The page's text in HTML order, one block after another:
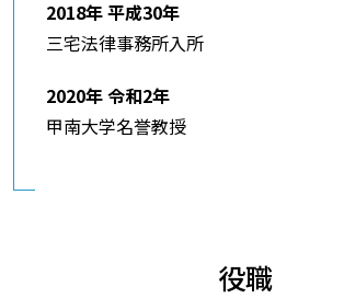
2018年 平成30年
三宅法律事務所入所
2020年 令和2年
甲南大学名誉教授
役職